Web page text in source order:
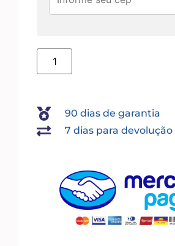
90 dias de garantia
7 dias para